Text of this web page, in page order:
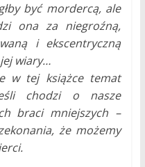
być mordercą, ale
ona za niegroźną,
i ekscentryczną
wiary…
w tej książce temat
chodzi o nasze
braci mniejszych –
że możemy